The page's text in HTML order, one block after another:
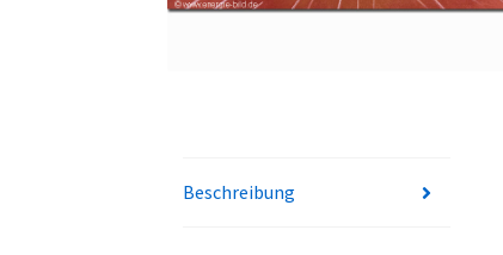
Beschreibung